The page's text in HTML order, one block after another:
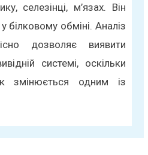
селезінці, м’язах. Він
білковому обміні. Аналіз
дозволяє виявити
системі, оскільки
змінюється одним із